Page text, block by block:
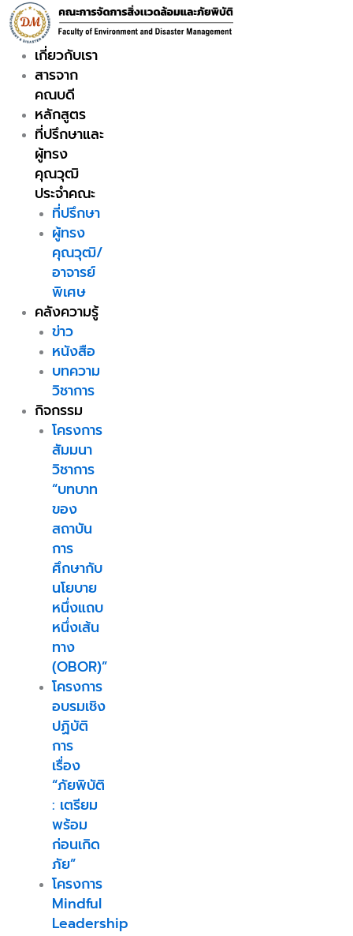
Skip
to
contentเกี่ยวกับเรา
สารจาก
คณบดี
หลักสูตร
ที่ปรึกษาและ
ผู้ทรง
คุณวุฒิ
ประจำคณะ
ที่ปรึกษา
ผู้ทรง
คุณวุฒิ/
อาจารย์
พิเศษ
คลังความรู้
ข่าว
หนังสือ
บทความ
วิชาการ
กิจกรรม
โครงการ
สัมมนา
วิชาการ
“บทบาท
ของ
สถาบัน
การ
ศึกษากับ
นโยบาย
หนึ่งแถบ
หนึ่งเส้น
ทาง
(OBOR)”
โครงการ
อบรมเชิง
ปฏิบัติ
การ
เรื่อง
“ภัยพิบัติ
: เตรียม
พร้อม
ก่อนเกิด
ภัย”
โครงการ
Mindful
Leadership